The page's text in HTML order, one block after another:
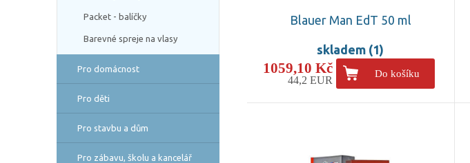
Packet - balíčky
Barevné spreje na vlasy
Pro domácnost
Pro děti
Pro stavbu a dům
Pro zábavu, školu a kancelář
Blauer Man EdT 50 ml
skladem (1)
1059,10 Kč
44,2 EUR
Do košíku